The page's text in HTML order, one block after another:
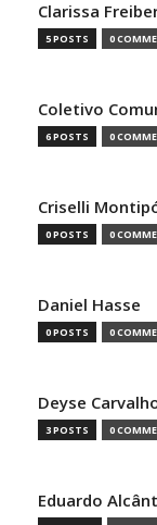
Clarissa
5 POSTS 0
Coletivo
6 POSTS 0
Criselli
0 POSTS 0
Daniel Hasse
0 POSTS 0
Deyse
3 POSTS 0
Eduardo